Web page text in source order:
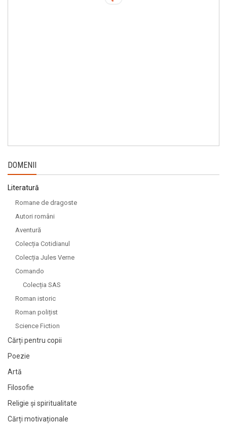
DOMENII
Literatură
Romane de dragoste
Autori români
Aventură
Colecția Cotidianul
Colecția Jules Verne
Comando
Colecția SAS
Roman istoric
Roman polițist
Science Fiction
Cărți pentru copii
Poezie
Artă
Filosofie
Religie și spiritualitate
Cărți motivaționale